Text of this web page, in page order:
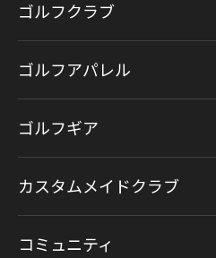
ゴルフクラブ
ゴルフアパレル
ゴルフギア
カスタムメイドクラブ
コミュニティ